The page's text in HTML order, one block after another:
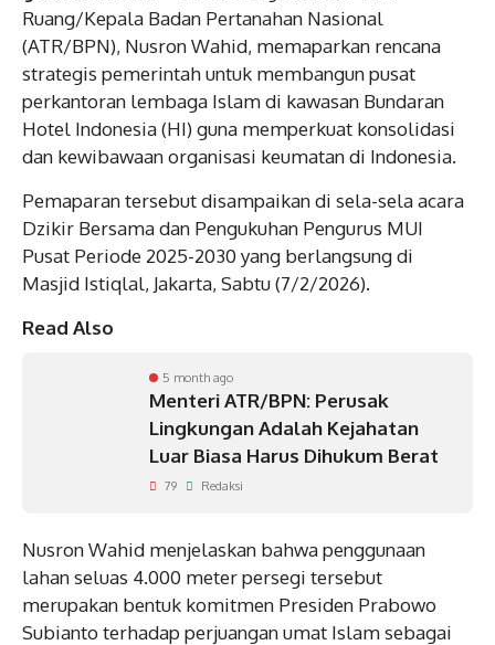
Ruang/Kepala Badan Pertanahan Nasional
(ATR/BPN), Nusron Wahid, memaparkan rencana
strategis pemerintah untuk membangun pusat
perkantoran lembaga Islam di kawasan Bundaran
Hotel Indonesia (HI) guna memperkuat konsolidasi
dan kewibawaan organisasi keumatan di Indonesia.
Pemaparan tersebut disampaikan di sela-sela acara
Dzikir Bersama dan Pengukuhan Pengurus MUI
Pusat Periode 2025-2030 yang berlangsung di
Masjid Istiqlal, Jakarta, Sabtu (7/2/2026).
Read Also
5 month ago
Menteri ATR/BPN: Perusak
Lingkungan Adalah Kejahatan
Luar Biasa Harus Dihukum Berat
79 Redaksi
Nusron Wahid menjelaskan bahwa penggunaan
lahan seluas 4.000 meter persegi tersebut
merupakan bentuk komitmen Presiden Prabowo
Subianto terhadap perjuangan umat Islam sebagai